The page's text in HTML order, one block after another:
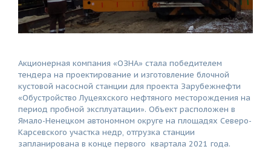
Акционерная компания «ОЗНА» стала победителем
тендера на проектирование и изготовление блочной
кустовой насосной станции для проекта Зарубежнефти
«Обустройство Луцеяхского нефтяного месторождения на
период пробной эксплуатации». Объект расположен в
Ямало-Ненецком автономном округе на площадях Северо-
Карсевского участка недр, отгрузка станции
запланирована в конце первого квартала 2021 года.